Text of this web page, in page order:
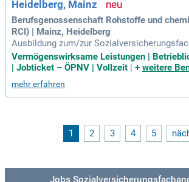
Heidelberg, Mainz
Berufsgenossenschaft Rohstoffe und
RCI) | Mainz, Heidelberg
Ausbildung zum/zur
(m/w/d) Fachrichtung Unfallversicherung:
sbildung bei der BG RCI; Während Ihrer
uf Ihre spätere Arbeit
Vermögenswirksame Leistungen |
| Jobticket – ÖPNV | Vollzeit | + weitere
mehr erfahren
1 2 3 4 5
Jobs